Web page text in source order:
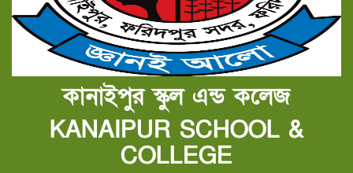
কানাইপুর স্কুল এন্ড কলেজ
KANAIPUR SCHOOL &
COLLEGE